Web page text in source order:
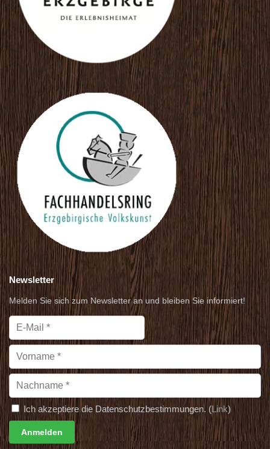
Newsletter
Melden Sie sich zum Newsletter an und bleiben Sie informiert!
Ich akzeptiere die Datenschutzbestimmungen. (Link)